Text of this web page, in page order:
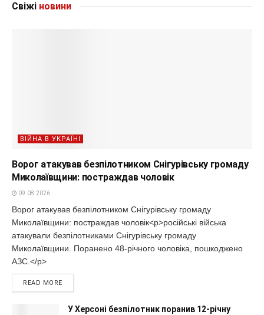
Свіжі новини
ВІЙНА В УКРАЇНІ
Ворог атакував безпілотником Снігурівську громаду
Миколаївщини: постраждав чоловік
09.08.2026
Ворог атакував безпілотником Снігурівську громаду
Миколаївщини: постраждав чоловік<p>російські війська
атакували безпілотниками Снігурівську громаду
Миколаївщини. Поранено 48-річного чоловіка, пошкоджено
АЗС.</p>
READ MORE
У Херсоні безпілотник поранив 12-річну